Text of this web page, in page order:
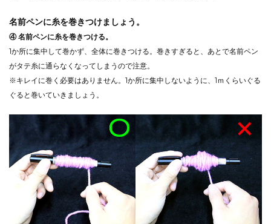
名前ペンに糸を巻きつけましょう。
④ 名前ペンに糸を巻きつける。
1か所に集中して巻かず、全体に巻きつける。巻きすぎると、あとで名前ペン
がタテ糸に通らなくなってしまうので注意。
※キレイに巻く必要はありません。1か所に集中しないように、1ｍくらいぐる
ぐると巻いていきましょう。